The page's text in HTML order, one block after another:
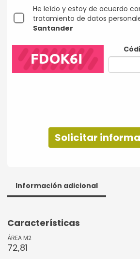
He leído y estoy de acuerdo
tratamiento de datos
Santander
Solicitar
Información adicional
Características
ÁREA M2
72,81